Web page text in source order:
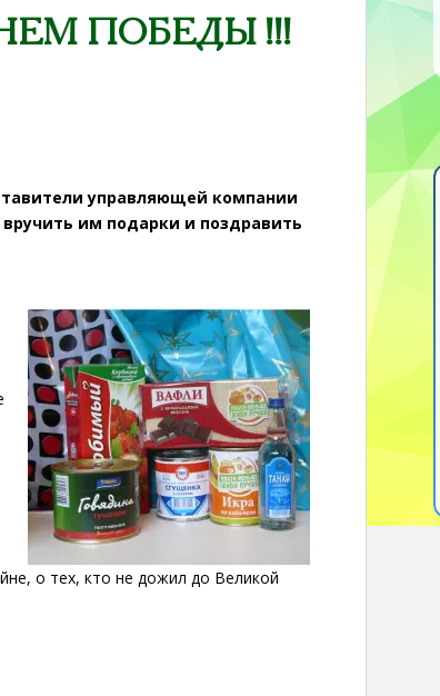
ПОБЕДЫ !!!
управляющей компании
им подарки и поздравить
о тех, кто не дожил до Великой